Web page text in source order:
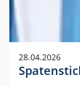
28.04.2026